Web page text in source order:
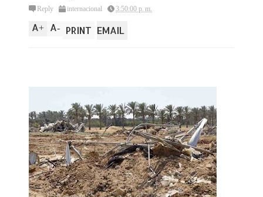
Reply internacional 3:50:00 p. m.
A+ A- PRINT EMAIL